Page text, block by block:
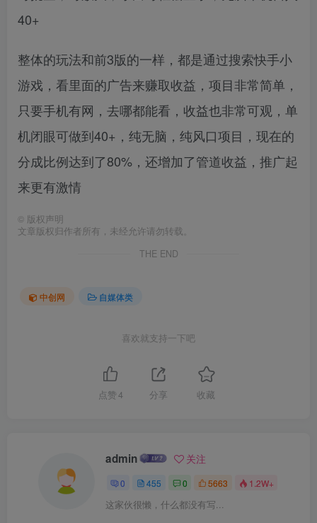
40+
整体的玩法和前3版的一样，都是通过搜索快手小
游戏，看里面的广告来赚取收益，项目非常简单，
只要手机有网，去哪都能看，收益也非常可观，单
机闭眼可做到40+，纯无脑，纯风口项目，现在的
分成比例达到了80%，还增加了管道收益，推广起
来更有激情
© 版权声明
文章版权归作者所有，未经允许请勿转载。
THE END
中创网 自媒体类
喜欢就支持一下吧
点赞 4 分享 收藏
admin 关注
0 455 0 5663 1.2W+
这家伙很懒，什么都没有写...